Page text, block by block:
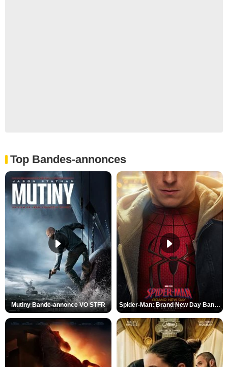
Top Bandes-annonces
Mutiny Bande-annonce VO STFR Spider-Man: Brand New Day Bande-annonce VO STFR